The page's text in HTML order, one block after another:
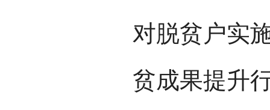
对脱贫户实
贫成果提升